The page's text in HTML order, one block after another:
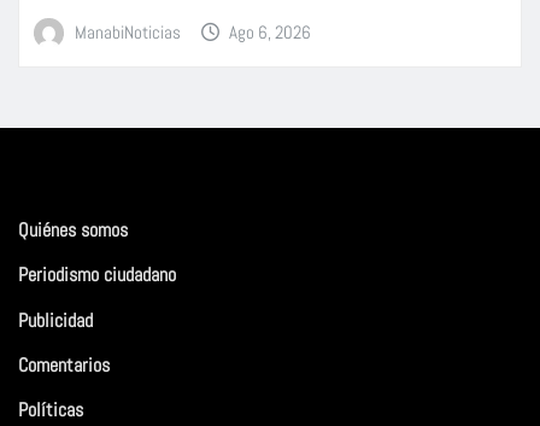
ManabiNoticias Ago 6, 2026
Quiénes somos
Periodismo ciudadano
Publicidad
Comentarios
Políticas